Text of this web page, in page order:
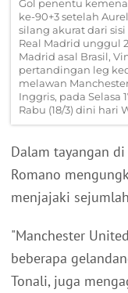
Gol penentu
ke-90+3 setelah
silang akurat dari
Real Madrid unggul
Madrid asal Brasil,
pertandingan leg
melawan
Inggris, pada Selasa
Rabu (18/3) dini hari
Dalam tayangan
Romano
menjajaki
"Manchester
beberapa
Tonali, juga